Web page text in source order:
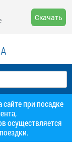
Скачать
при посадке
осуществляется